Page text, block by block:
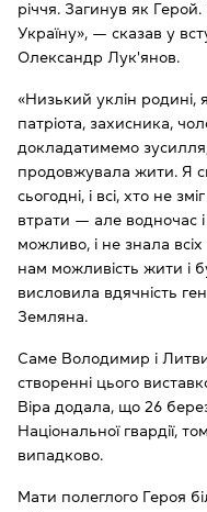
річчя. Загинув як
Україну», — сказав у
Олександр Лук'янов.
«Низький уклін родині,
патріота, захисника,
докладатимемо
продовжувала жити. Я
сьогодні, і всі, хто не
втрати — але водночас і
можливо, і не знала
нам можливість жити і
висловила вдячність
Земляна.
Саме Володимир і
створенні цього
Віра додала, що 26
Національної гвардії,
випадково.
Мати полеглого Героя